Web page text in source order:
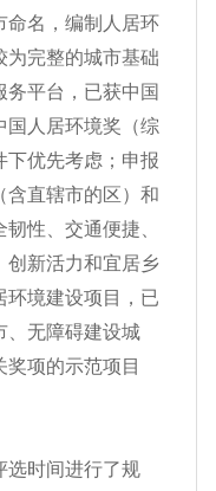
命名，编制人居环
为完整的城市基础
平台，已获中国
国人居环境奖（综
下优先考虑；申报
含直辖市的区）和
性、交通便捷、
创新活力和宜居乡
环境建设项目，已
、无障碍建设城
项的示范项目
选时间进行了规